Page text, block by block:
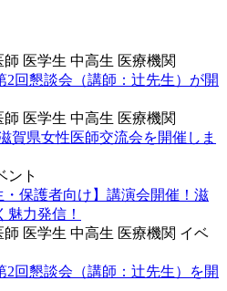
師 医学生 中高生 医療機関
2回懇談会（講師：辻先生）が開
師 医学生 中高生 医療機関
賀県女性医師交流会を開催しま
ント
・保護者向け】講演会開催！滋
力発信！
師 医学生 中高生 医療機関 イベ
2回懇談会（講師：辻先生）を開